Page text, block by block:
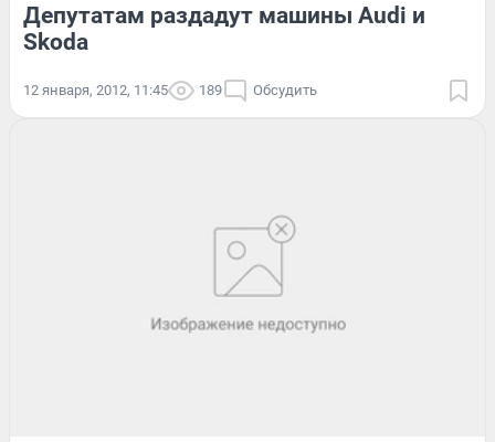
Депутатам раздадут машины Audi и
Skoda
12 января, 2012, 11:45 189 Обсудить